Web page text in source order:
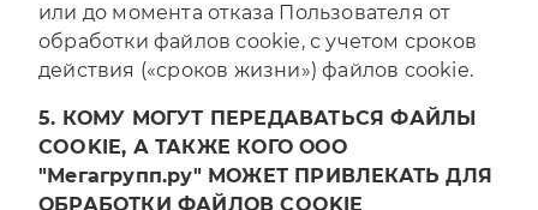
или до момента отказа Пользователя от
обработки файлов cookie, с учетом сроков
действия («сроков жизни») файлов cookie.
5. КОМУ МОГУТ ПЕРЕДАВАТЬСЯ ФАЙЛЫ
COOKIE, А ТАКЖЕ КОГО ООО
"Мегагрупп.ру" МОЖЕТ ПРИВЛЕКАТЬ ДЛЯ
ОБРАБОТКИ ФАЙЛОВ COOKIE
Отправляя форму, Вы принимаетеполитику
конфиденциальности